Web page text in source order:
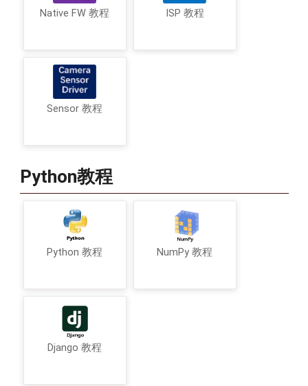
Native FW 教程 ISP 教程
Sensor 教程
Python教程
Python 教程 NumPy 教程
Django 教程